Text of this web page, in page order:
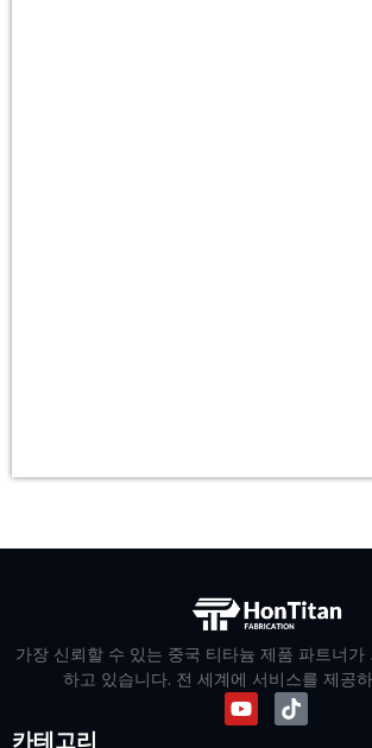
가장 신뢰할 수 있는 중국 티타늄 제품 파트너
하고 있습니다. 전 세계에 서비스를 제공
카테고리